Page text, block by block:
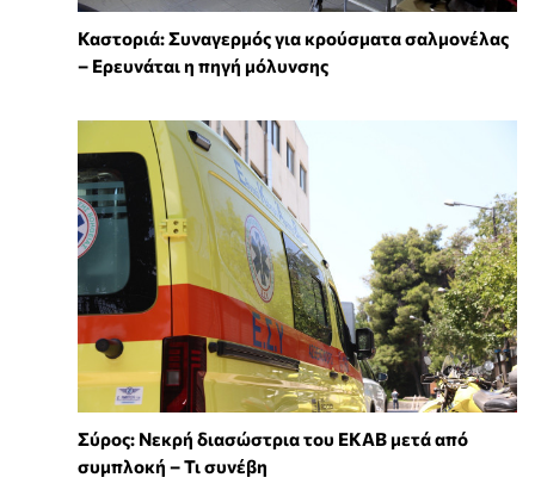
Καστοριά: Συναγερμός για κρούσματα σαλμονέλας
– Ερευνάται η πηγή μόλυνσης
Σύρος: Νεκρή διασώστρια του ΕΚΑΒ μετά από
συμπλοκή – Τι συνέβη